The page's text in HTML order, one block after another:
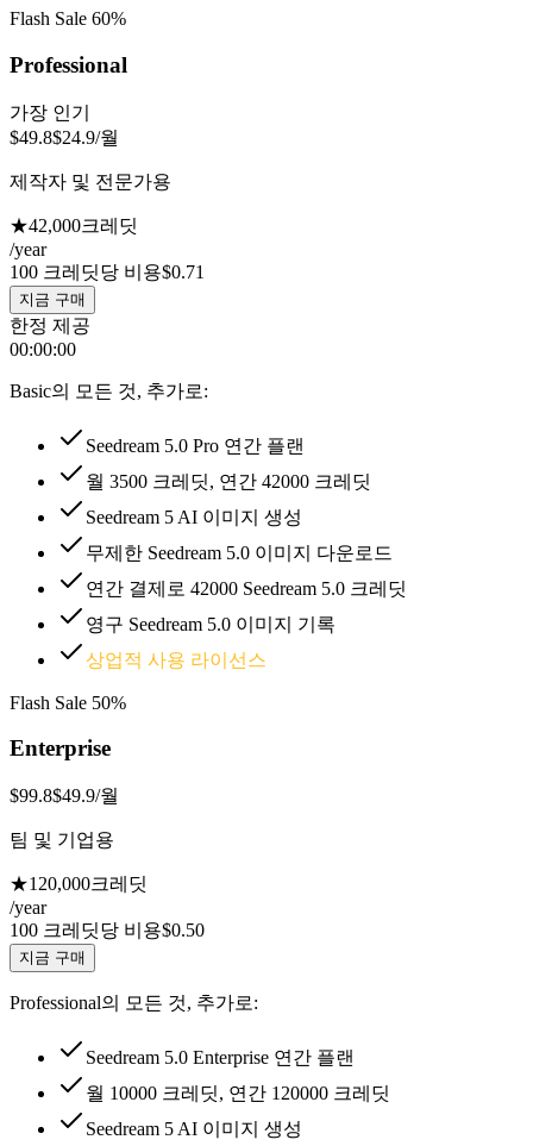
Flash Sale 60%
Professional
가장 인기
$49.8$24.9/월
제작자 및 전문가용
★42,000크레딧
/year
100 크레딧당 비용$0.71
지금 구매
한정 제공
00:00:00
Basic의 모든 것, 추가로:
Seedream 5.0 Pro 연간 플랜
월 3500 크레딧, 연간 42000 크레딧
Seedream 5 AI 이미지 생성
무제한 Seedream 5.0 이미지 다운로드
연간 결제로 42000 Seedream 5.0 크레딧
영구 Seedream 5.0 이미지 기록
상업적 사용 라이선스
Flash Sale 50%
Enterprise
$99.8$49.9/월
팀 및 기업용
★120,000크레딧
/year
100 크레딧당 비용$0.50
지금 구매
Professional의 모든 것, 추가로:
Seedream 5.0 Enterprise 연간 플랜
월 10000 크레딧, 연간 120000 크레딧
Seedream 5 AI 이미지 생성